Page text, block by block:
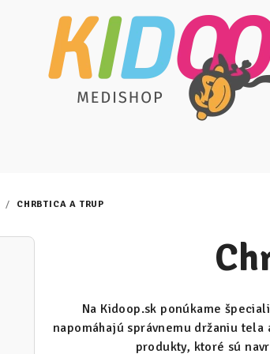
/ CHRBTICA A TRUP
Na Kidoop.sk ponúkame
napomáhajú správnemu držaniu
produkty, ktoré sú